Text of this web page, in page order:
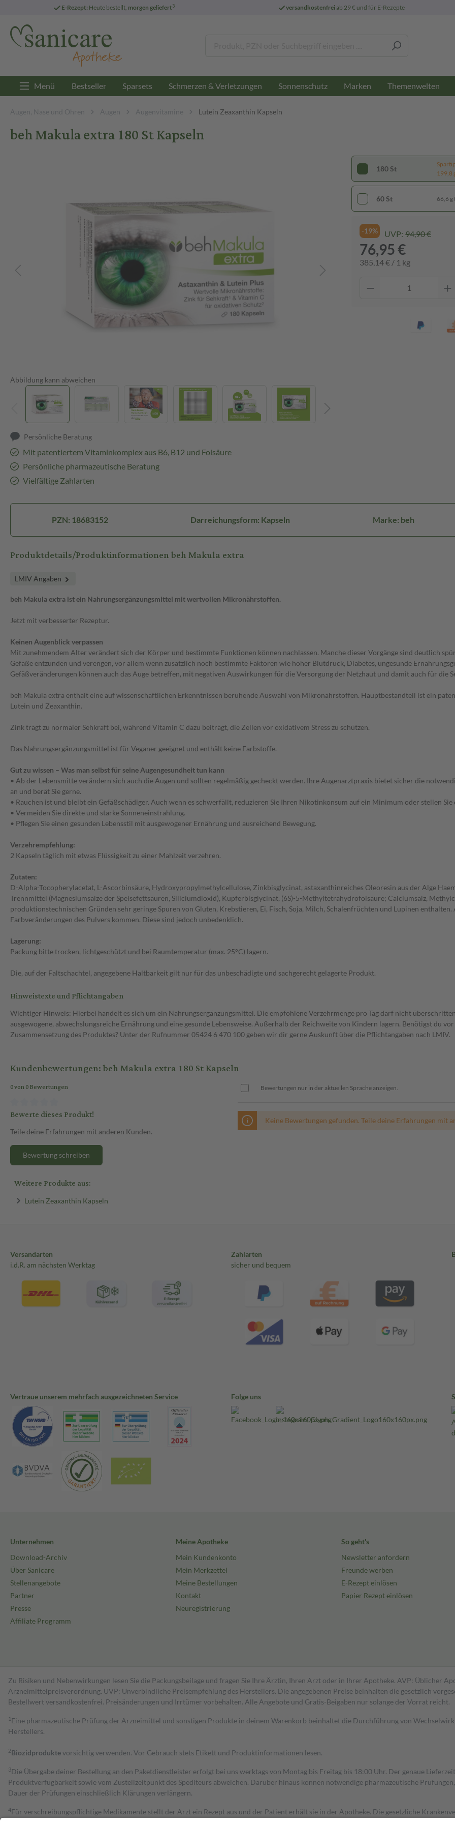
E-Rezept: Heute bestellt, morgen geliefert3 versandkostenfreiab 29 € und für E-Rezepte
Menü Bestseller Sparsets Schmerzen & Verletzungen Sonnenschutz Marken Themenwelten
Augen, Nase und Ohren Augen Augenvitamine Lutein Zeaxanthin Kapseln
beh Makula extra 180 St Kapseln
Abbildung kann abweichen
Persönliche Beratung
Mit patentiertem Vitaminkomplex aus B6, B12 und Folsäure
Persönliche pharmazeutische Beratung
Vielfältige Zahlarten
180 St
199,8
60 St 66,6 g
-19% UVP: 94,90 €
76,95 €
385,14 € / 1 kg
PZN: 18683152 Darreichungsform: Kapseln Marke: beh
Produktdetails/Produktinformationen beh Makula extra
LMIV Angaben
beh Makula extra ist ein Nahrungsergänzungsmittel mit wertvollen Mikronährstoffen.
Jetzt mit verbesserter Rezeptur.
Keinen Augenblick verpassen
Mit zunehmendem Alter verändert sich der Körper und bestimmte Funktionen können nachlassen. Manche dieser Vorgänge sind deutlich
Gefäße entzünden und verengen, vor allem wenn zusätzlich noch bestimmte Faktoren wie hoher Blutdruck, Diabetes, ungesunde
Gefäßveränderungen können auch das Auge betreffen, mit negativen Auswirkungen für die Versorgung der Netzhaut und damit auch für die
beh Makula extra enthält eine auf wissenschaftlichen Erkenntnissen beruhende Auswahl von Mikronährstoffen. Hauptbestandteil ist ein
Lutein und Zeaxanthin.
Zink trägt zu normaler Sehkraft bei, während Vitamin C dazu beiträgt, die Zellen vor oxidativem Stress zu schützen.
Das Nahrungsergänzungsmittel ist für Veganer geeignet und enthält keine Farbstoffe.
Gut zu wissen – Was man selbst für seine Augengesundheit tun kann
• Ab der Lebensmitte verändern sich auch die Augen und sollten regelmäßig gecheckt werden. Ihre Augenarztpraxis bietet sicher die
an und berät Sie gerne.
• Rauchen ist und bleibt ein Gefäßschädiger. Auch wenn es schwerfällt, reduzieren Sie Ihren Nikotinkonsum auf ein Minimum oder stellen Sie
• Vermeiden Sie direkte und starke Sonneneinstrahlung.
• Pflegen Sie einen gesunden Lebensstil mit ausgewogener Ernährung und ausreichend Bewegung.
Verzehrempfehlung:
2 Kapseln täglich mit etwas Flüssigkeit zu einer Mahlzeit verzehren.
Zutaten:
D-Alpha-Tocopherylacetat, L-Ascorbinsäure, Hydroxypropylmethylcellulose, Zinkbisglycinat, astaxanthinreiches Oleoresin aus der Alge
Trennmittel (Magnesiumsalze der Speisefettsäuren, Siliciumdioxid), Kupferbisglycinat, (6S)-5-Methyltetrahydrofolsäure; Calciumsalz,
produktionstechnischen Gründen sehr geringe Spuren von Gluten, Krebstieren, Ei, Fisch, Soja, Milch, Schalenfrüchten und Lupinen
Farbveränderungen des Pulvers kommen. Diese sind jedoch unbedenklich.
Lagerung:
Packung bitte trocken, lichtgeschützt und bei Raumtemperatur (max. 25°C) lagern.
Die, auf der Faltschachtel, angegebene Haltbarkeit gilt nur für das unbeschädigte und sachgerecht gelagerte Produkt.
Hinweistexte und Pflichtangaben
Wichtiger Hinweis: Hierbei handelt es sich um ein Nahrungsergänzungsmittel. Die empfohlene Verzehrmenge pro Tag darf nicht
ausgewogene, abwechslungsreiche Ernährung und eine gesunde Lebensweise. Außerhalb der Reichweite von Kindern lagern. Benötigst du
Zusammensetzung des Produktes? Unter der Rufnummer 05424 6 470 100 geben wir dir gerne Auskunft über die Pflichtangaben nach LMIV.
Kundenbewertungen: beh Makula extra 180 St Kapseln
0 von 0 Bewertungen
Bewerte dieses Produkt!
Teile deine Erfahrungen mit anderen Kunden.
Bewertung schreiben
Bewertungen nur in der aktuellen Sprache anzeigen.
Keine Bewertungen gefunden. Teile deine Erfahrungen mit
Weitere Produkte aus:
Lutein Zeaxanthin Kapseln
Versandarten
i.d.R. am nächsten Werktag
Zahlarten
sicher und bequem
Vertraue unserem mehrfach ausgezeichneten Service Folge uns
Unternehmen
Download-Archiv
Über Sanicare
Stellenangebote
Partner
Presse
Affiliate Programm
Meine Apotheke
Mein Kundenkonto
Mein Merkzettel
Meine Bestellungen
Kontakt
Neuregistrierung
So geht's
Newsletter anfordern
Freunde werben
E-Rezept einlösen
Papier Rezept einlösen
Zu Risiken und Nebenwirkungen lesen Sie die Packungsbeilage und fragen Sie Ihre Ärztin, Ihren Arzt oder in Ihrer Apotheke. AVP: Üblicher
Arzneimittelpreisverordnung. UVP: Unverbindliche Preisempfehlung des Herstellers. Die angegebenen Preise beinhalten die gesetzlich
Bestell­wert versand­kosten­frei. Preisänderungen und Irrtümer vorbehalten. Alle Angebote und Gratis-Beigaben nur solange der Vorrat reicht.
1 Eine pharmazeutische Prüfung der Arzneimittel und sonstigen Produkte in deinem Warenkorb beinhaltet die Durchführung von
Herstellers.
2Biozidproduktevorsichtig verwenden. Vor Gebrauch stets Etikett und Produktinformationen lesen.
3Die Übergabe deiner Bestellung an den Paketdienstleister erfolgt bei uns werktags von Montag bis Freitag bis 18:00 Uhr. Der genaue
Produktverfügbarkeit sowie vom Zustellzeitpunkt des Spediteurs abweichen. Darüber hinaus können notwendige pharmazeutische
Dauer der Prüfungen einschließlich Klärungen verlängern.
4Für verschreibungspflichtige Medikamente stellt der Arzt ein Rezept aus und der Patient erhält sie in der Apotheke. Die gesetzliche